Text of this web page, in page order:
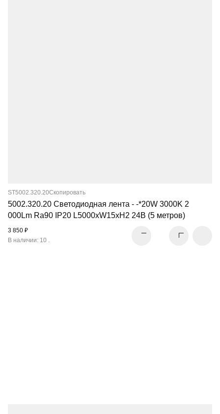
ST5002.320.20Скопировать
5002.320.20 Светодиодная лента - -*20W 3000K 2
000Lm Ra90 IP20 L5000xW15xH2 24В (5 метров)
3 850 ₽
В наличии: 10 .